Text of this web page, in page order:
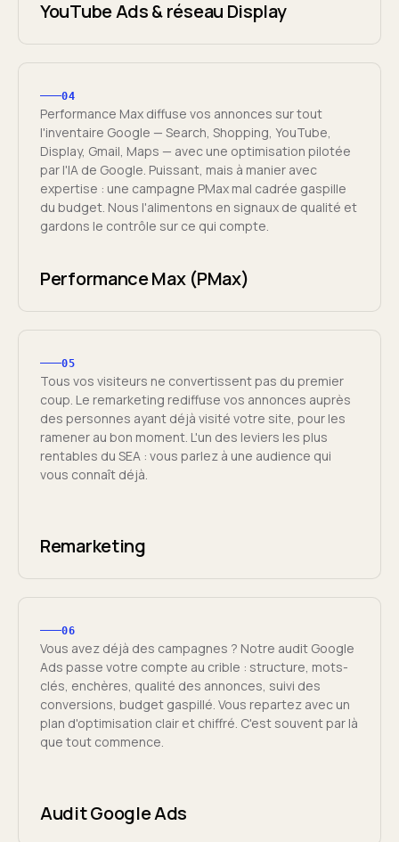
YouTube Ads & réseau Display
04
Performance Max diffuse vos annonces sur tout
l'inventaire Google — Search, Shopping, YouTube,
Display, Gmail, Maps — avec une optimisation pilotée
par l'IA de Google. Puissant, mais à manier avec
expertise : une campagne PMax mal cadrée gaspille
du budget. Nous l'alimentons en signaux de qualité et
gardons le contrôle sur ce qui compte.
Performance Max (PMax)
05
Tous vos visiteurs ne convertissent pas du premier
coup. Le remarketing rediffuse vos annonces auprès
des personnes ayant déjà visité votre site, pour les
ramener au bon moment. L'un des leviers les plus
rentables du SEA : vous parlez à une audience qui
vous connaît déjà.
Remarketing
06
Vous avez déjà des campagnes ? Notre audit Google
Ads passe votre compte au crible : structure, mots-
clés, enchères, qualité des annonces, suivi des
conversions, budget gaspillé. Vous repartez avec un
plan d'optimisation clair et chiffré. C'est souvent par là
que tout commence.
Audit Google Ads